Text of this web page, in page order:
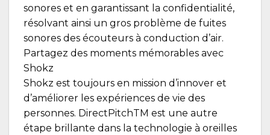
sonores et en garantissant la confidentialité,
résolvant ainsi un gros problème de fuites
sonores des écouteurs à conduction d’air.
Partagez des moments mémorables avec
Shokz
Shokz est toujours en mission d’innover et
d’améliorer les expériences de vie des
personnes. DirectPitchTM est une autre
étape brillante dans la technologie à oreilles